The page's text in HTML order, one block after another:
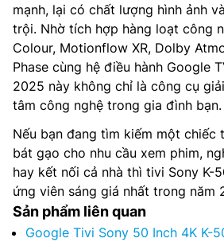
mạnh, lại có chất lượng hình ảnh
trội. Nhờ tích hợp hàng loạt công
Colour, Motionflow XR, Dolby
Phase cùng hệ điều hành Google
2025 này không chỉ là công cụ
tâm công nghệ trong gia đình bạn.
Nếu bạn đang tìm kiếm một chiếc
bát gạo cho nhu cầu xem phim,
hay kết nối cả nhà thì tivi Sony K-
ứng viên sáng giá nhất trong năm
Sản phẩm liên quan
Google Tivi Sony 50 Inch 4K K-